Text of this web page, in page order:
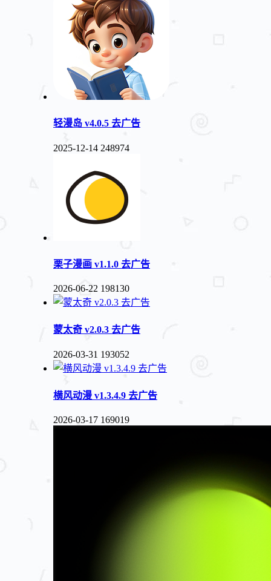
轻漫岛 v4.0.5 去广告
2025-12-14 248974
栗子漫画 v1.1.0 去广告
2026-06-22 198130
蒙太奇 v2.0.3 去广告
2026-03-31 193052
横风动漫 v1.3.4.9 去广告
2026-03-17 169019